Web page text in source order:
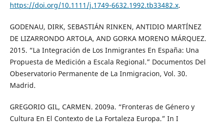
https://doi.org/10.1111/j.1749-6632.1992.tb33482.x.
GODENAU, DIRK, SEBASTIÁN RINKEN, ANTIDIO MARTÍNEZ
DE LIZARRONDO ARTOLA, AND GORKA MORENO MÁRQUEZ.
2015. “La Integración de Los Inmigrantes En España: Una
Propuesta de Medición a Escala Regional.” Documentos Del
Obeservatorio Permanente de La Inmigracion, Vol. 30.
Madrid.
GREGORIO GIL, CARMEN. 2009a. “Fronteras de Género y
Cultura En El Contexto de La Fortaleza Europa.” In I